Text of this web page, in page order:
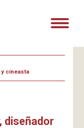
cineasta
diseñador